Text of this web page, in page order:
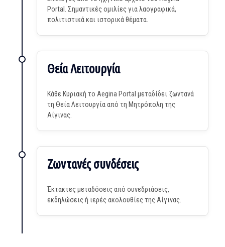
Portal. Σημαντικές ομιλίες για λαογραφικά,
πολιτιστικά και ιστορικά θέματα.
Θεία Λειτουργία
Κάθε Κυριακή το Aegina Portal μεταδίδει ζωντανά
τη Θεία Λειτουργία από τη Μητρόπολη της
Αίγινας.
Ζωντανές συνδέσεις
Έκτακτες μεταδόσεις από συνεδριάσεις,
εκδηλώσεις ή ιερές ακολουθίες της Αίγινας.